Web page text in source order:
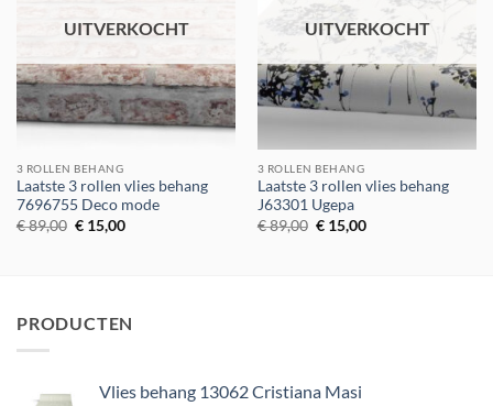
UITVERKOCHT
3 ROLLEN BEHANG
Laatste 3 rollen vlies behang
7696755 Deco mode
€89,00 Oorspronkelijke
€15,00Huidige
UITVERKOCHT
3 ROLLEN BEHANG
Laatste 3 rollen vlies behang
J63301 Ugepa
€89,00 Oorspronkelijke
€15,00Huidige
PRODUCTEN
Vlies behang 13062 Cristiana Masi